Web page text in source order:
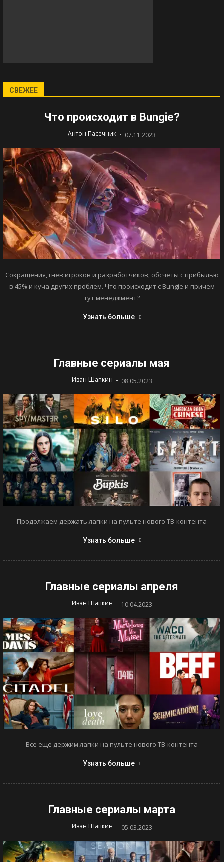
СВЕЖЕЕ
Что происходит в Bungie?
Антон Пасечник - 07.11.2023
Сокращения, гнев игроков и разработчиков, обсчеты с прибылью
в 45% и куча других проблем. Что происходит с Bungie и причем
тут менеджмент?
Узнать больше
Главные сериалы мая
Иван Шапкин - 08.05.2023
Продолжаем держать лапки на пульте нового ТВ-контента
Узнать больше
Главные сериалы апреля
Иван Шапкин - 10.04.2023
Все еще держим лапки на пульте нового ТВ-контента
Узнать больше
Главные сериалы марта
Иван Шапкин - 05.03.2023